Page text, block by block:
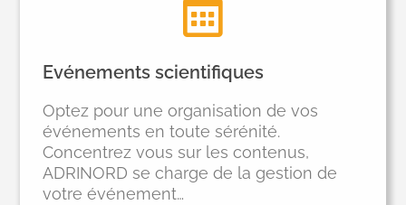
Evénements scientifiques
Optez pour une organisation de vos
événements en toute sérénité.
Concentrez vous sur les contenus,
ADRINORD se charge de la gestion de
votre événement…